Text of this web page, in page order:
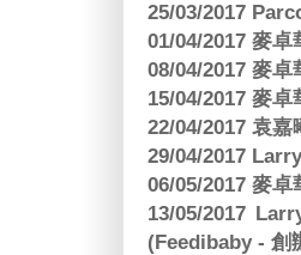
25/03/2017
01/04/2017 麥
08/04/2017 麥
15/04/2017 麥
22/04/2017 袁
29/04/2017
06/05/2017 麥
13/05/2017
(Feedibaby - 創